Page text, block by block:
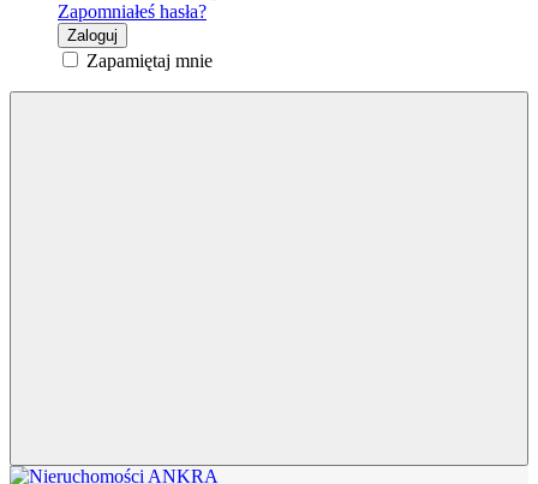
Zapomniałeś hasła?
Zaloguj
Zapamiętaj mnie